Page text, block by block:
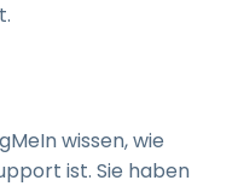
wissen, wie
ist. Sie haben